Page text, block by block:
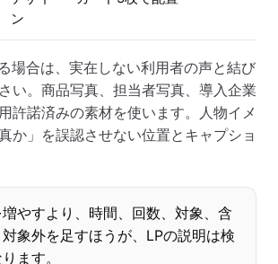
ン
場合は、実在しない利用者の声と結び
い。商品写真、担当者写真、導入企業
許諾済みの素材を使います。人物イメ
か」を誤認させない位置とキャプショ
やすより、時間、回数、対象、含
象外を足すほうが、LPの説明は検
ます。